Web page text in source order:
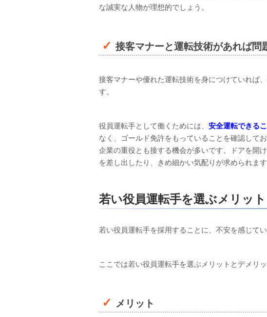
な誠実な人物が理想的でしょう。
接客マナーと運転技術があれば問
接客マナーや優れた運転技術を身につけていれば
す。
役員運転手として働くためには、 安全運転できる
なく、ゴールド免許をもっていることを確認して
企業の重役とも接する機会が多いです。ドアを開
を差し出したり、きめ細かい気配りが求められます
若い役員運転手を選ぶメリッ
若い役員運転手を採用することに、不安を感じて
ここでは若い役員運転手を選ぶメリットとデメリ
メリット